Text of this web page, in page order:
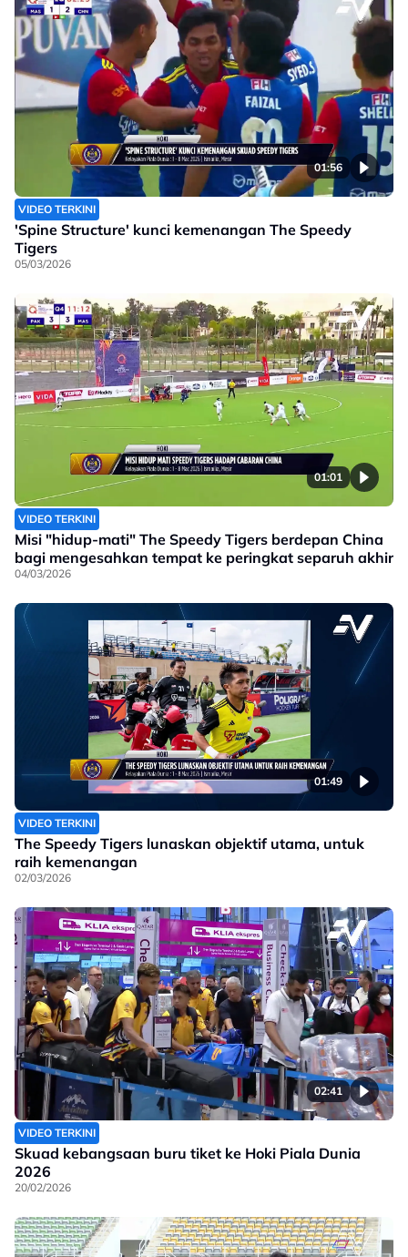
01:56
VIDEO TERKINI
'Spine Structure' kunci kemenangan The Speedy
Tigers
05/03/2026
01:01
VIDEO TERKINI
Misi "hidup-mati" The Speedy Tigers berdepan China
bagi mengesahkan tempat ke peringkat separuh akhir
04/03/2026
01:49
VIDEO TERKINI
The Speedy Tigers lunaskan objektif utama, untuk
raih kemenangan
02/03/2026
02:41
VIDEO TERKINI
Skuad kebangsaan buru tiket ke Hoki Piala Dunia
2026
20/02/2026